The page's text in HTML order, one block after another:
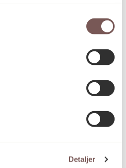
Detaljer